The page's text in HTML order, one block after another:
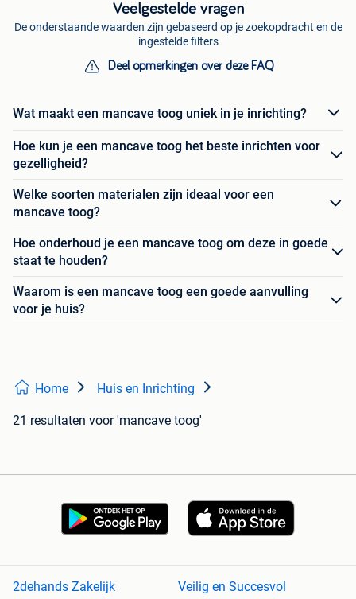
Veelgestelde vragen
De onderstaande waarden zijn gebaseerd op je zoekopdracht en de
ingestelde filters
Deel opmerkingen over deze FAQ
Wat maakt een mancave toog uniek in je inrichting?
Hoe kun je een mancave toog het beste inrichten voor
gezelligheid?
Welke soorten materialen zijn ideaal voor een
mancave toog?
Hoe onderhoud je een mancave toog om deze in goede
staat te houden?
Waarom is een mancave toog een goede aanvulling
voor je huis?
Home Huis en Inrichting
21 resultaten voor 'mancave toog'
2dehands Zakelijk Veilig en Succesvol